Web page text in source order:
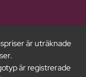
är uträknade
är registrerade